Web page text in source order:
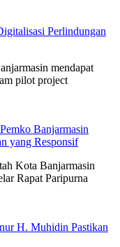
Perlindungan
mendapat
pilot project
Banjarmasin
yang Responsif
Kota Banjarmasin
Rapat Paripurna
H. Muhidin Pastikan